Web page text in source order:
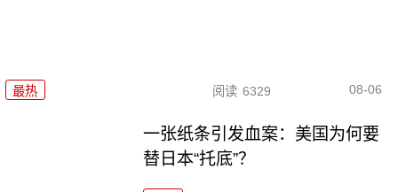
最热 阅读 6329 08-06
一张纸条引发血案：美国为何要
替日本“托底”？